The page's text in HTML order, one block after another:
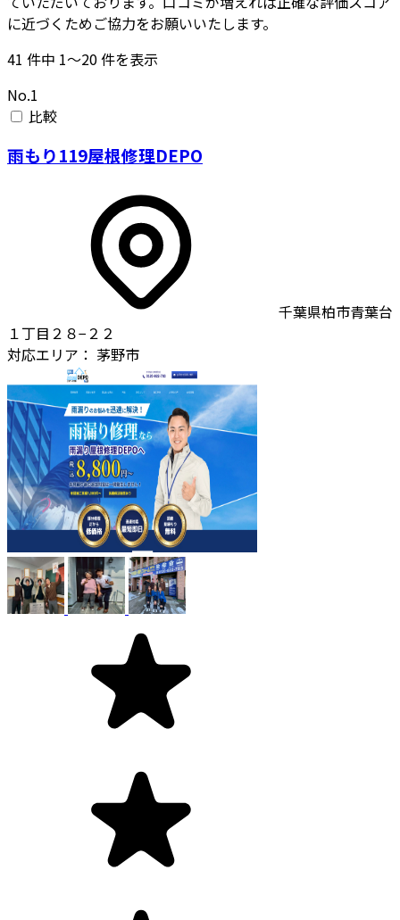
に近づくためご協力をお願いいたします。
41 件中 1〜20件を表示
No.1
比較
雨もり119屋根修理DEPO
千葉県柏市青葉台
１丁目２８−２２
対応エリア： 茅野市